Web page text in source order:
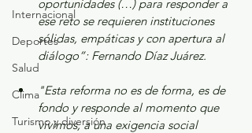
Internacional
Deportes
Salud
Clima
Turismo y diversión
oportunidades (…) para responder a
ese reto se requieren instituciones
sólidas, empáticas y con apertura al
diálogo”: Fernando Díaz Juárez.
"Esta reforma no es de forma, es de
fondo y responde al momento que
vivimos, a una exigencia social